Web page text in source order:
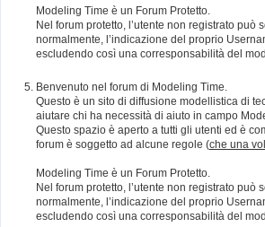
Modeling Time è un Forum Protetto.
Nel forum protetto, l’utente non registrato
normalmente, l’indicazione del proprio
escludendo così una corresponsabilità del
Benvenuto nel forum di Modeling Time.
Questo è un sito di diffusione modellistica di
aiutare chi ha necessità di aiuto in campo
Questo spazio è aperto a tutti gli utenti ed è
forum è soggetto ad alcune regole (che una
Modeling Time è un Forum Protetto.
Nel forum protetto, l’utente non registrato
normalmente, l’indicazione del proprio
escludendo così una corresponsabilità del